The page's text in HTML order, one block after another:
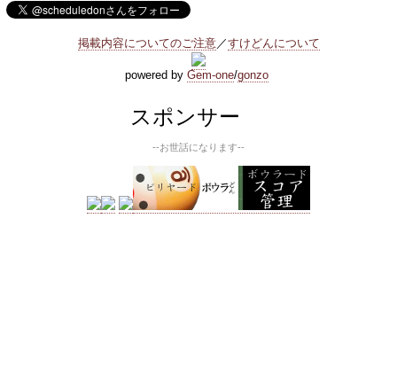
掲載内容についてのご注意／すけどんについて
powered by Gem-one/gonzo
スポンサー
--お世話になります--